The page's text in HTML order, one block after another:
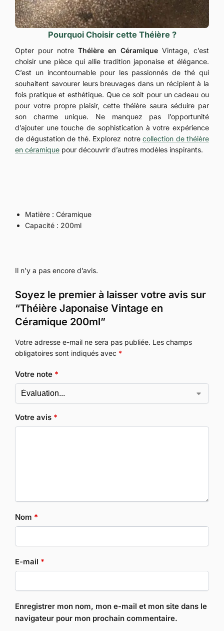
Pourquoi Choisir cette Théière ?
Opter pour notre Théière en Céramique Vintage, c’est
choisir une pièce qui allie tradition japonaise et élégance.
C’est un incontournable pour les passionnés de thé qui
souhaitent savourer leurs breuvages dans un récipient à la
fois pratique et esthétique. Que ce soit pour un cadeau ou
pour votre propre plaisir, cette théière saura séduire par
son charme unique. Ne manquez pas l’opportunité
d’ajouter une touche de sophistication à votre expérience
de dégustation de thé. Explorez notre collection de théière
en céramique pour découvrir d’autres modèles inspirants.
Matière : Céramique
Capacité : 200ml
Il n’y a pas encore d’avis.
Soyez le premier à laisser votre avis sur
“Théière Japonaise Vintage en
Céramique 200ml”
Votre adresse e-mail ne sera pas publiée. Les champs
obligatoires sont indiqués avec *
Votre note *
Votre avis *
Nom *
E-mail *
Enregistrer mon nom, mon e-mail et mon site dans le
navigateur pour mon prochain commentaire.